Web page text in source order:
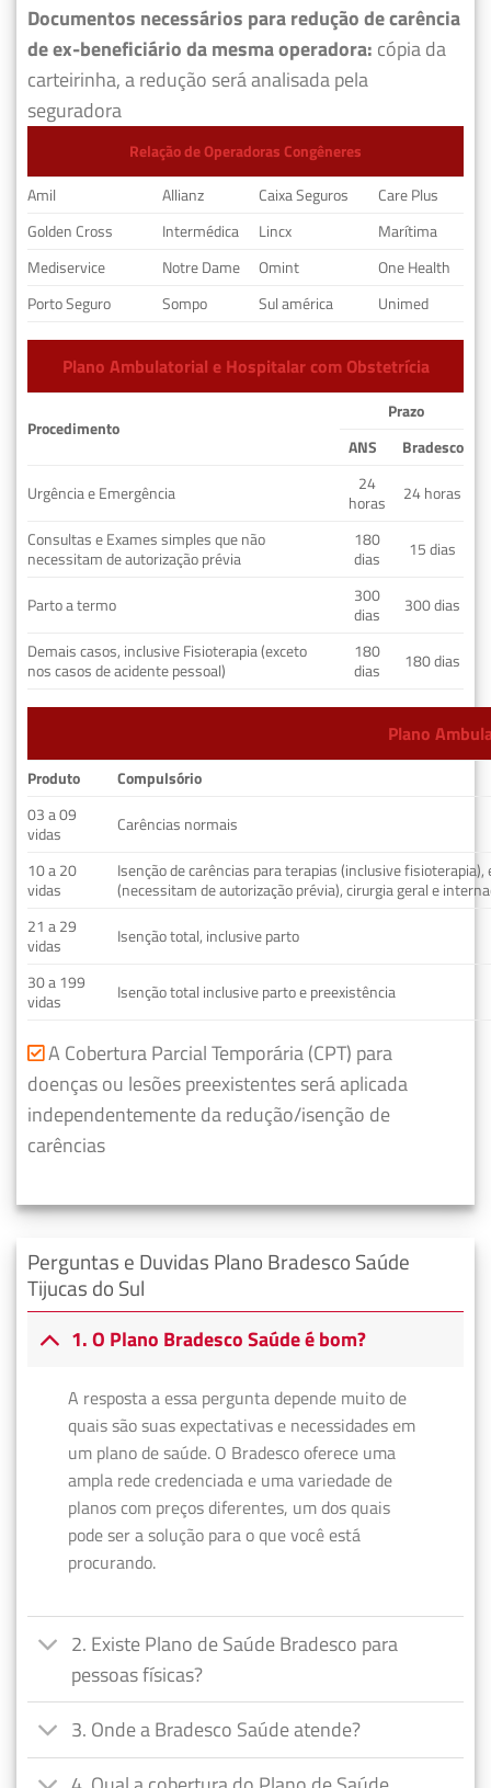
Documentos necessários para redução de carência
de ex-beneficiário da mesma operadora: cópia da
carteirinha, a redução será analisada pela
seguradora
Relação de Operadoras Congêneres
Amil
Allianz Caixa Seguros
Care Plus
Golden Cross
Intermédica Lincx
Marítima
Mediservice
Notre Dame Omint
One Health
Porto Seguro
Sompo Sul américa Unimed
Plano Ambulatorial e Hospitalar com Obstetrícia
Procedimento
Prazo
ANS
Bradesco
Urgência e Emergência
24
horas
24 horas
Consultas e Exames simples que não
necessitam de autorização prévia
180
dias
15 dias
Parto a termo
300
dias
300 dias
Demais casos, inclusive Fisioterapia (exceto
nos casos de acidente pessoal)
180
dias
180 dias
Plano
Produto
Compulsório
03 a 09
vidas
Carências normais
10 a 20
vidas
Isenção de carências para terapias (inclusive fisioterapia),
(necessitam de autorização prévia), cirurgia geral e
21 a 29
vidas
Isenção total, inclusive parto
30 a 199
vidas
Isenção total inclusive parto e preexistência
A Cobertura Parcial Temporária (CPT) para
doenças ou lesões preexistentes será aplicada
independentemente da redução/isenção de
carências
Perguntas e Duvidas Plano Bradesco Saúde
Tijucas do Sul
1. O Plano Bradesco Saúde é bom?
A resposta a essa pergunta depende muito de
quais são suas expectativas e necessidades em
um plano de saúde. O Bradesco oferece uma
ampla rede credenciada e uma variedade de
planos com preços diferentes, um dos quais
pode ser a solução para o que você está
procurando.
2. Existe Plano de Saúde Bradesco para
pessoas físicas?
3. Onde a Bradesco Saúde atende?